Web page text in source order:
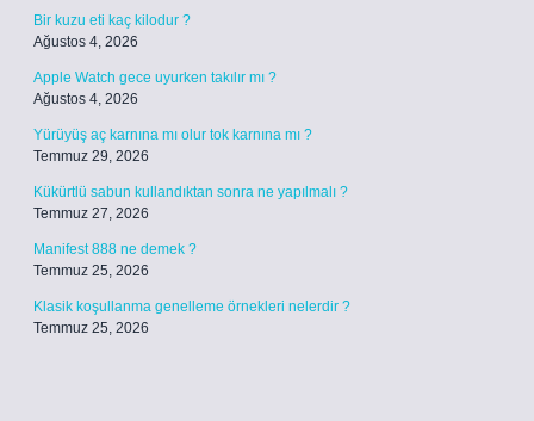
Bir kuzu eti kaç kilodur ?
Ağustos 4, 2026
Apple Watch gece uyurken takılır mı ?
Ağustos 4, 2026
Yürüyüş aç karnına mı olur tok karnına mı ?
Temmuz 29, 2026
Kükürtlü sabun kullandıktan sonra ne yapılmalı ?
Temmuz 27, 2026
Manifest 888 ne demek ?
Temmuz 25, 2026
Klasik koşullanma genelleme örnekleri nelerdir ?
Temmuz 25, 2026